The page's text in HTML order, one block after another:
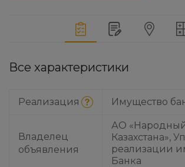
Все характеристики
Реализация Имущество
Владелец
объявления
АО
Казахстана»,
реализации
Банка